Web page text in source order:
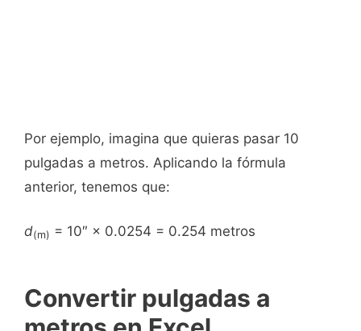
Por ejemplo, imagina que quieras pasar 10
pulgadas a metros. Aplicando la fórmula
anterior, tenemos que:
d(m) = 10″ × 0.0254 = 0.254 metros
Convertir pulgadas a